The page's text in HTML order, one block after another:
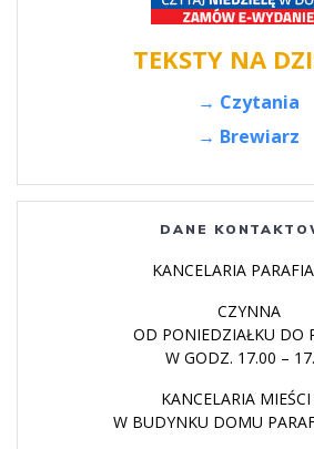
TEKSTY NA
→ Czytania
→ Brewiarz
DANE
KANCELARIA
CZYNNA
OD PONIEDZIAŁKU DO
W GODZ. 17.00 –
KANCELARIA MIEŚCI
W BUDYNKU DOMU